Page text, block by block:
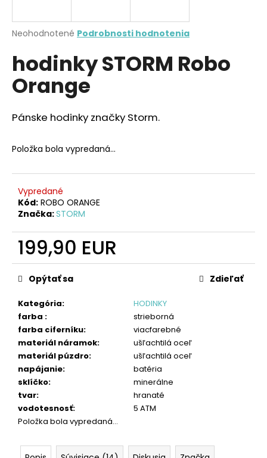
Priemerné
produktu
je
0,0
z
hviezdičiek.
Neohodnotené Podrobnosti hodnotenia
hodinky STORM Robo
Orange
Pánske hodinky značky Storm.
Položka bola vypredaná…
Vypredané
Kód: ROBO ORANGE
Značka:STORM
199,90 EUR
Jednotková
cena:
Kategória:
HODINKY
farba :
strieborná
farba ciferníku:
viacfarebné
materiál náramok:
ušľachtilá oceľ
materiál púzdro:
ušľachtilá oceľ
napájanie:
batéria
sklíčko:
minerálne
tvar:
hranaté
vodotesnosť:
5 ATM
Položka bola vypredaná…
Opýtať sa Zdieľať
j
ť
?
O
d
p
o
č
a
e